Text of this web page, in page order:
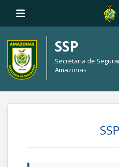
SSP
Secretaria de
Amazonas
SSP